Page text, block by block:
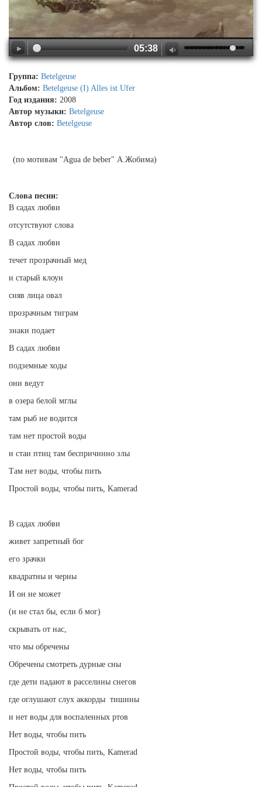
05:38
Группа: Betelgeuse
Альбом: Betelgeuse (I) Alles ist Ufer
Год издания: 2008
Автор музыки: Betelgeuse
Автор слов: Betelgeuse
(по мотивам "Agua de beber" А.Жобима)
Слова песни:
В садах любви
отсутствуют слова
В садах любви
течет прозрачный мед
и старый клоун
сняв лица овал
прозрачным тиграм
знаки подает
В садах любви
подземные ходы
они ведут
в озера белой мглы
там рыб не водится
там нет простой воды
и стаи птиц там беспричинно злы
Там нет воды, чтобы пить
Простой воды, чтобы пить, Kamerad
В садах любви
живет запретный бог
его зрачки
квадратны и черны
И он не может
(и не стал бы, если б мог)
скрывать от нас,
что мы обречены
Обречены смотреть дурные сны
где дети падают в расселины снегов
где оглушают слух аккорды тишины
и нет воды для воспаленных ртов
Нет воды, чтобы пить
Простой воды, чтобы пить, Kamerad
Нет воды, чтобы пить